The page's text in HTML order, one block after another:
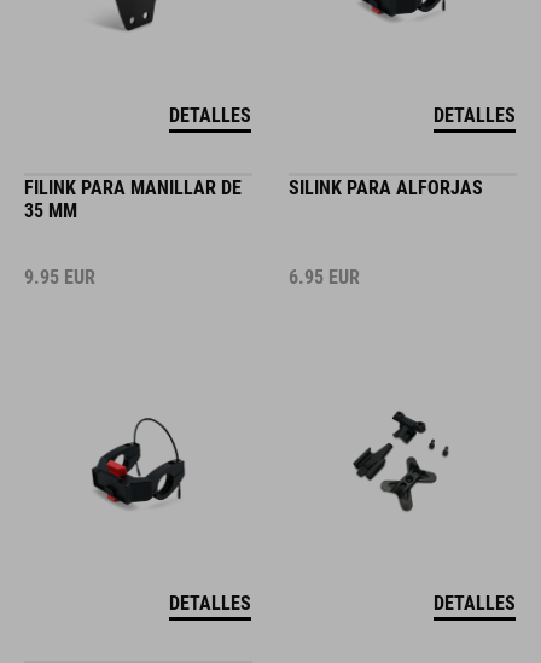
DETALLES DETALLES
FILINK PARA MANILLAR DE
35 MM
9.95 EUR
DETALLES
SILINK PARA ALFORJAS
6.95 EUR
DETALLES